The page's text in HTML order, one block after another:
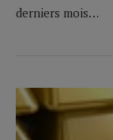
derniers mois…